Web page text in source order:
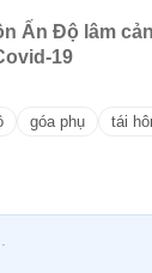
Ấn Độ lâm
19
góa phụ tái